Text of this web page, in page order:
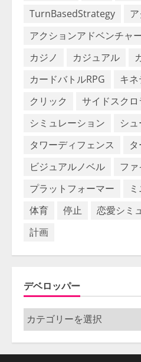
TurnBasedStrategy
アクションアドベンチャ
カジノ
カジュアル
カードバトルRPG
キ
クリック
サイドスクロ
シミュレーション
シ
タワーディフェンス
ビジュアルノベル
フ
プラットフォーマー
体育
停止 恋愛シミ
計画
デベロッパー
デ
ベ